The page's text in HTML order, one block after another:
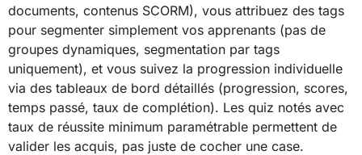
documents, contenus SCORM), vous attribuez des tags
pour segmenter simplement vos apprenants (pas de
groupes dynamiques, segmentation par tags
uniquement), et vous suivez la progression individuelle
via des tableaux de bord détaillés (progression, scores,
temps passé, taux de complétion). Les quiz notés avec
taux de réussite minimum paramétrable permettent de
valider les acquis, pas juste de cocher une case.